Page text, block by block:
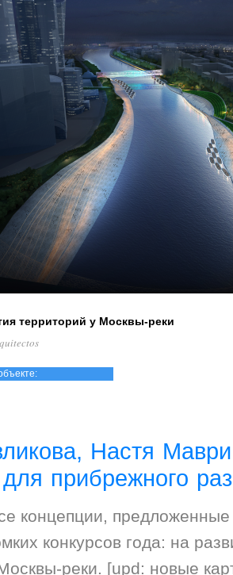
территорий у Москвы-реки
Настя
прибрежного
концепции, предложенные
конкурсов года: на
реки. [upd: новые